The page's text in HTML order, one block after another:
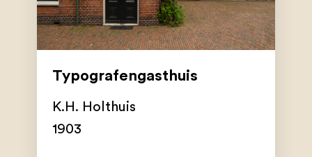
Typografengasthuis
K.H. Holthuis
1903